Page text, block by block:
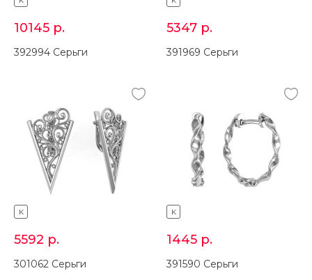
10145 р.
392994 Серьги
5347 р.
391969 Серьги
K
5592 р.
301062 Серьги
K
1445 р.
391590 Серьги